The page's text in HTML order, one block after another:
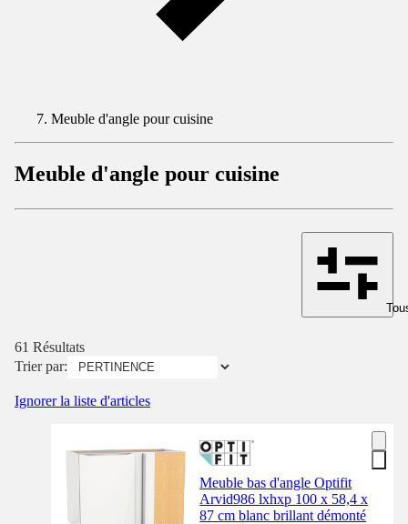
Meuble d'angle pour cuisine
Meuble d'angle pour cuisine
61 Résultats
Trier par:
Ignorer la liste d'articles
Meuble bas d'angle Optifit
Arvid986 lxhxp 100 x 58,4 x
87 cm blanc brillant démonté